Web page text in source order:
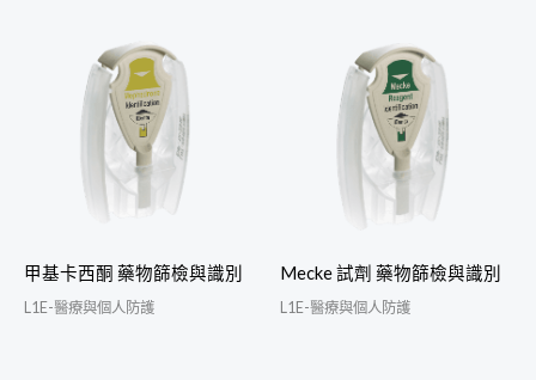
甲基卡西酮 藥物篩檢與識別
L1E-醫療與個人防護
Mecke 試劑 藥物篩檢與識別
L1E-醫療與個人防護